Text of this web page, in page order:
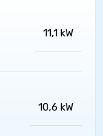
11,1 kW
10,6 kW